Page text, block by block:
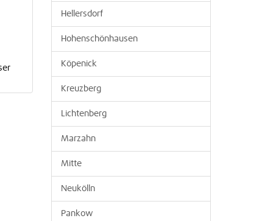
Hellersdorf
Hohenschönhausen
Köpenick
Kreuzberg
Lichtenberg
Marzahn
Mitte
Neukölln
Pankow